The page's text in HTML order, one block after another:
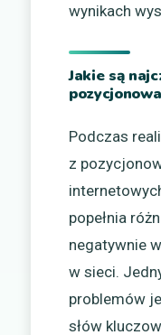
wynikach
Jakie są
Podczas
z
popełnia
negatywnie
w sieci.
problemów
słów